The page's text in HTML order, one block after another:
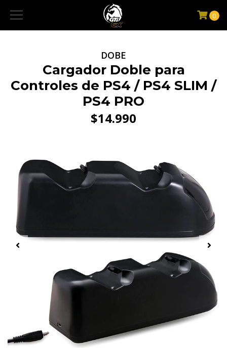
0
DOBE
Cargador Doble para
Controles de PS4 / PS4 SLIM /
PS4 PRO
$14.990